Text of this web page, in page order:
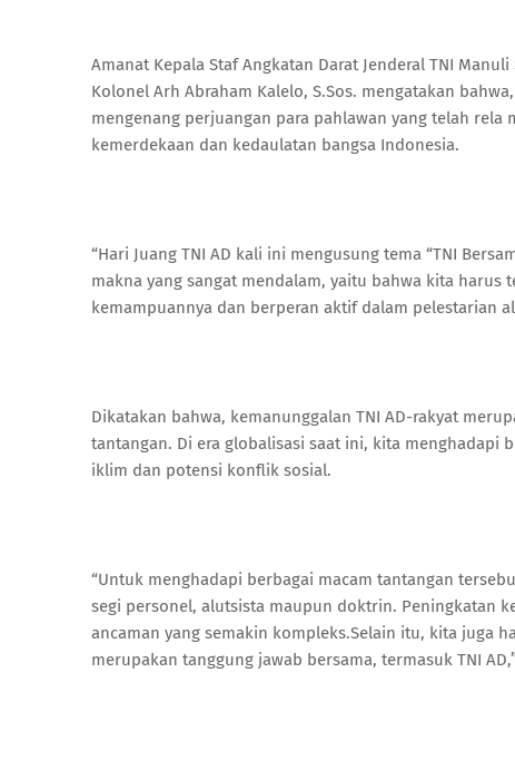
Amanat Kepala Staf Angkatan Darat Jenderal TNI
Kolonel Arh Abraham Kalelo, S.Sos. mengatakan
mengenang perjuangan para pahlawan yang telah
kemerdekaan dan kedaulatan bangsa Indonesia.
“Hari Juang TNI AD kali ini mengusung tema “TNI
makna yang sangat mendalam, yaitu bahwa kita harus
kemampuannya dan berperan aktif dalam pelestarian
Dikatakan bahwa, kemanunggalan TNI AD-rakyat
tantangan. Di era globalisasi saat ini, kita menghadapi
iklim dan potensi konflik sosial.
“Untuk menghadapi berbagai macam tantangan
segi personel, alutsista maupun doktrin. Peningkatan
ancaman yang semakin kompleks.Selain itu, kita juga
merupakan tanggung jawab bersama, termasuk TNI